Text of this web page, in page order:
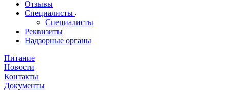
Отзывы
Специалисты
Специалисты
Реквизиты
Надзорные органы
Питание
Новости
Контакты
Документы